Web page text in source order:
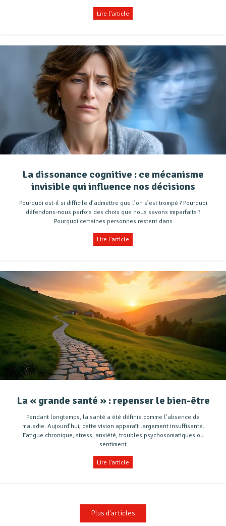
Lire l'article
La dissonance cognitive : ce mécanisme
invisible qui influence nos décisions
Pourquoi est-il si difficile d’admettre que l’on s’est trompé ? Pourquoi
défendons-nous parfois des choix que nous savons imparfaits ?
Pourquoi certaines personnes restent dans
Lire l'article
La « grande santé » : repenser le bien-être
Pendant longtemps, la santé a été définie comme l’absence de
maladie. Aujourd’hui, cette vision apparaît largement insuffisante.
Fatigue chronique, stress, anxiété, troubles psychosomatiques ou
sentiment
Lire l'article
Plus d'articles